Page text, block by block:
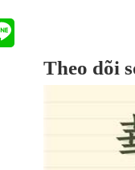
Theo dõi